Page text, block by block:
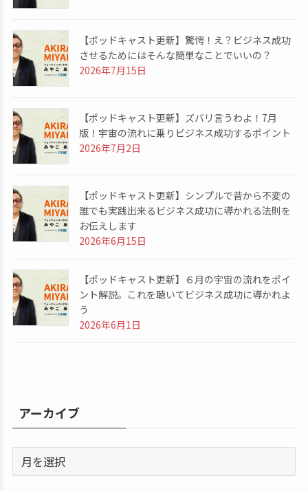
【ポッドキャスト更新】驚愕！え？ビジネス成功
させるためにはそんな簡単なことでいいの？
2026年7月15日
【ポッドキャスト更新】ズバリ言うわよ！7月
版！宇宙の流れに乗りビジネス成功するポイント
2026年7月2日
【ポッドキャスト更新】シンプルで昔から不変の
誰でも実践出来るビジネス成功に導かれる法則を
お伝えします
2026年6月15日
【ポッドキャスト更新】６月の宇宙の流れをポイ
ント解説。これを聴いてビジネス成功に導かれよ
う
2026年6月1日
アーカイブ